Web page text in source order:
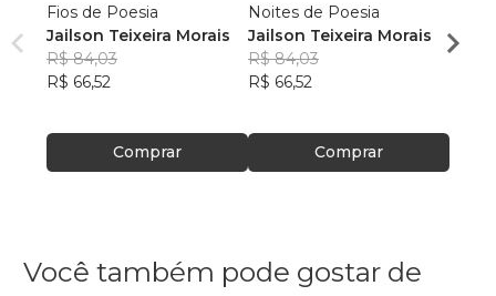
Fios de Poesia
Jailson Teixeira Morais
R$ 84,03
R$ 66,52
Comprar
Noites de Poesia
Jailson Teixeira Morais
R$ 84,03
R$ 66,52
Comprar
R$
Você também pode gostar de